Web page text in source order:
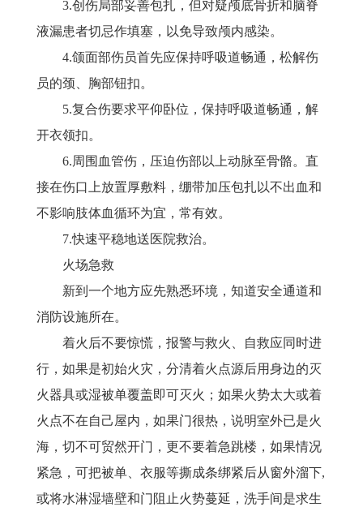
3.创伤局部妥善包扎，但对疑颅底骨折和脑脊
液漏患者切忌作填塞，以免导致颅内感染。
4.颌面部伤员首先应保持呼吸道畅通，松解伤
员的颈、胸部钮扣。
5.复合伤要求平仰卧位，保持呼吸道畅通，解
开衣领扣。
6.周围血管伤，压迫伤部以上动脉至骨骼。直
接在伤口上放置厚敷料，绷带加压包扎以不出血和
不影响肢体血循环为宜，常有效。
7.快速平稳地送医院救治。
火场急救
新到一个地方应先熟悉环境，知道安全通道和
消防设施所在。
着火后不要惊慌，报警与救火、自救应同时进
行，如果是初始火灾，分清着火点源后用身边的灭
火器具或湿被单覆盖即可灭火；如果火势太大或着
火点不在自己屋内，如果门很热，说明室外已是火
海，切不可贸然开门，更不要着急跳楼，如果情况
紧急，可把被单、衣服等撕成条绑紧后从窗外溜下,
或将水淋湿墙壁和门阻止火势蔓延，洗手间是求生